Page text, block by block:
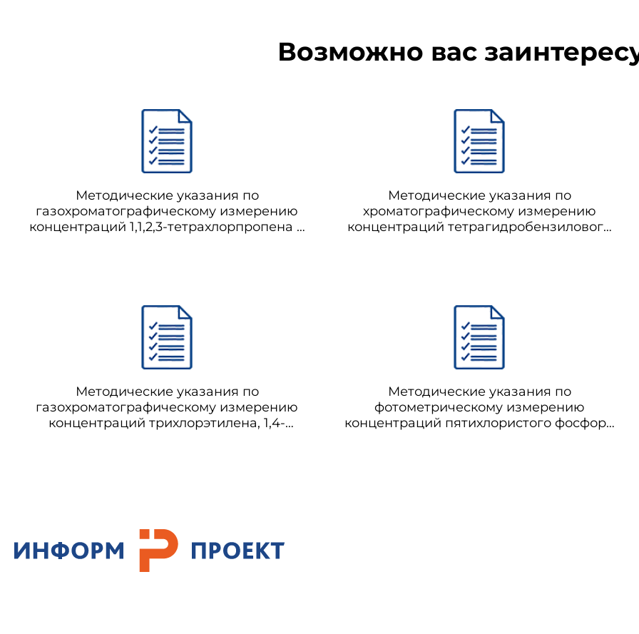
Возможно вас
Методические указания по
газохроматографическому измерению
концентраций 1,1,2,3-тетрахлорпропена в
Методические указания по
хроматографическому измерению
концентраций тетрагидробензилового
Методические указания по
газохроматографическому измерению
концентраций трихлорэтилена, 1,4-
Методические указания по
фотометрическому измерению
концентраций пятихлористого фосфора